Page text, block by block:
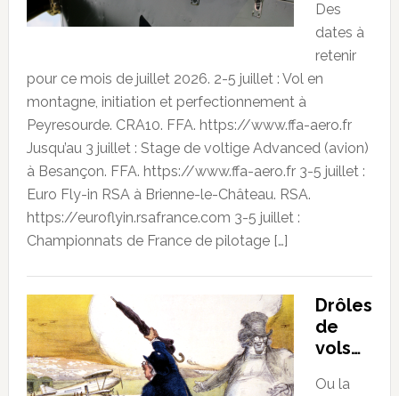
Des
dates à
retenir
pour ce mois de juillet 2026. 2-5 juillet : Vol en
montagne, initiation et perfectionnement à
Peyresourde. CRA10. FFA. https://www.ffa-aero.fr
Jusqu’au 3 juillet : Stage de voltige Advanced (avion)
à Besançon. FFA. https://www.ffa-aero.fr 3-5 juillet :
Euro Fly-in RSA à Brienne-le-Château. RSA.
https://euroflyin.rsafrance.com 3-5 juillet :
Championnats de France de pilotage […]
Drôles
de
vols…
Ou la